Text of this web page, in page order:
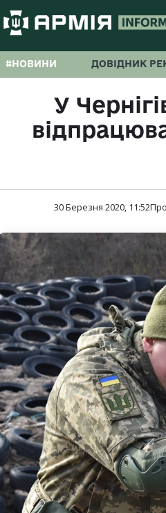
#НОВИНИ ДОВІДНИК
У
30 Березня 2020, 11:52